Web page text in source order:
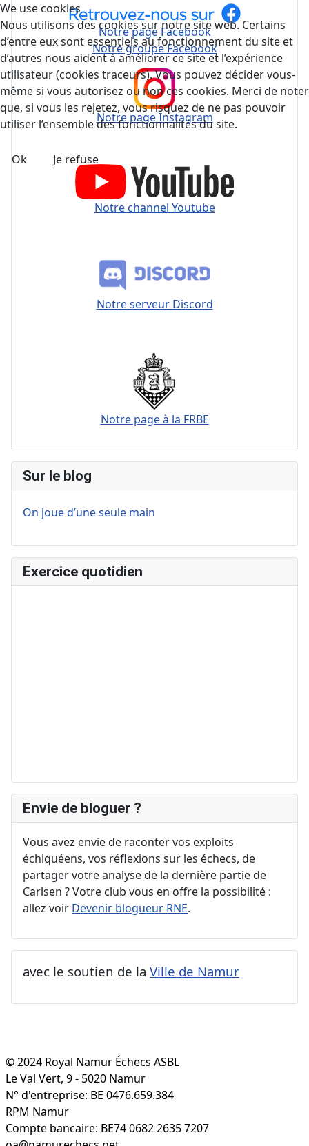
Notre page Facebook
Notre groupe Facebook
Notre page Instagram
Notre channel Youtube
Notre serveur Discord
Notre page à la FRBE
Sur le blog
On joue d’une seule main
Exercice quotidien
Envie de bloguer ?
Vous avez envie de raconter vos exploits
échiquéens, vos réflexions sur les échecs, de
partager votre analyse de la dernière partie de
Carlsen ? Votre club vous en offre la possibilité :
allez voir Devenir blogueur RNE.
avec le soutien de la Ville de Namur
© 2024 Royal Namur Échecs ASBL
Le Val Vert, 9 - 5020 Namur
N° d'entreprise: BE 0476.659.384
RPM Namur
Compte bancaire: BE74 0682 2635 7207
We use cookies
Nous utilisons des cookies sur notre site web. Certains
d’entre eux sont essentiels au fonctionnement du site et
d’autres nous aident à améliorer ce site et l’expérience
utilisateur (cookies traceurs). Vous pouvez décider vous-
même si vous autorisez ou non ces cookies. Merci de noter
que, si vous les rejetez, vous risquez de ne pas pouvoir
utiliser l’ensemble des fonctionnalités du site.
Ok Je refuse